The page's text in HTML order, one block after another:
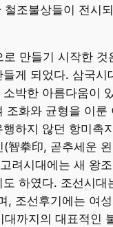
조불상들이 전시
만들기 시작한
게 되었다. 삼국
박한 아름다움이
화와 균형을 이
하지 않던 항미촉
拳印, 곧추세운
려시대에는 새 왕
하였다. 조선시
조선후기에는 여
까지의 대표적인